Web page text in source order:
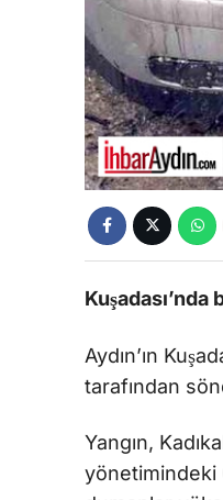
Aydın’ın
tarafından
Yangın,
yönetimindeki